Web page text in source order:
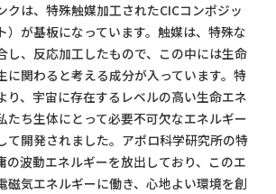
は、特殊触媒加工されたCICコンポジッ
）が基板になっています。触媒は、特殊な
し、反応加工したもので、この中には生命
に関わると考える成分が入っています。特
り、宇宙に存在するレベルの高い生命エネ
たち生体にとって必要不可欠なエネルギー
て開発されました。アポロ科学研究所の特
の波動エネルギーを放出しており、このエ
磁気エネルギーに働き、心地よい環境を創